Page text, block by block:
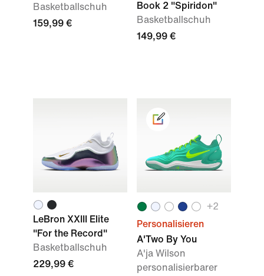
Basketballschuh
159,99 €
Book 2 "Spiridon"
Basketballschuh
149,99 €
LeBron XXIII Elite
"For the Record"
Basketballschuh
229,99 €
+2
Personalisieren
A'Two By You
A'ja Wilson
personalisierbarer